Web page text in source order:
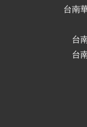
台南
台
台